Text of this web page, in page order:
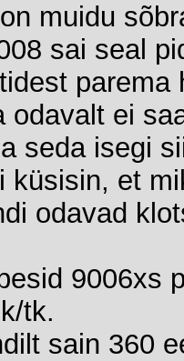
muidu
sai seal
odavalt ei
seda isegi
küsisin, et
odavad
9006xs
tk.
sain 360